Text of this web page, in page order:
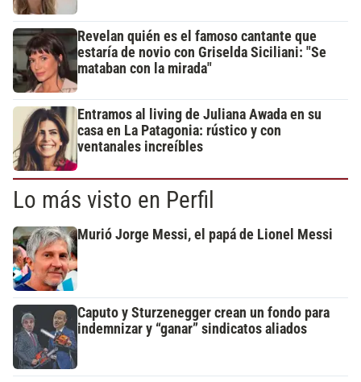
Revelan quién es el famoso cantante que
estaría de novio con Griselda Siciliani: "Se
mataban con la mirada"
Entramos al living de Juliana Awada en su
casa en La Patagonia: rústico y con
ventanales increíbles
Lo más visto en Perfil
Murió Jorge Messi, el papá de Lionel Messi
Caputo y Sturzenegger crean un fondo para
indemnizar y “ganar” sindicatos aliados